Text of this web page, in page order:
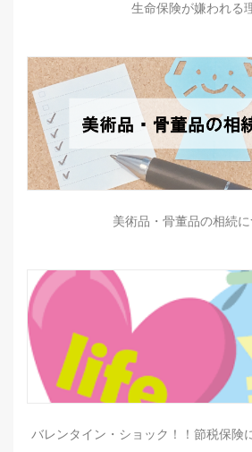
生命保険が嫌われる
美術品・骨董品の相続に
バレンタイン・ショック！！節税保険